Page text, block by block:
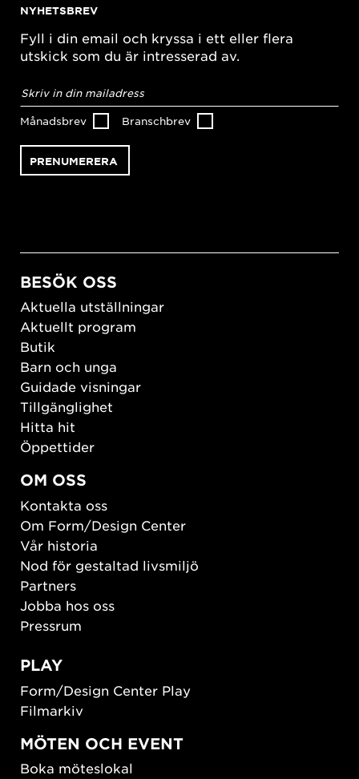
NYHETSBREV
Fyll i din email och kryssa i ett eller flera
utskick som du är intresserad av.
postadress*
Månadsbrev Branschbrev
BESÖK OSS
Aktuella utställningar
Aktuellt program
Butik
Barn och unga
Guidade visningar
Tillgänglighet
Hitta hit
Öppettider
OM OSS
Kontakta oss
Om Form/Design Center
Vår historia
Nod för gestaltad livsmiljö
Partners
Jobba hos oss
Pressrum
PLAY
Form/Design Center Play
Filmarkiv
MÖTEN OCH EVENT
Boka möteslokal